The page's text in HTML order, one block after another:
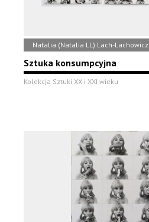
Natalia (Natalia LL) Lach-Lachowicz
Sztuka konsumpcyjna
Kolekcja Sztuki XX i XXI wieku